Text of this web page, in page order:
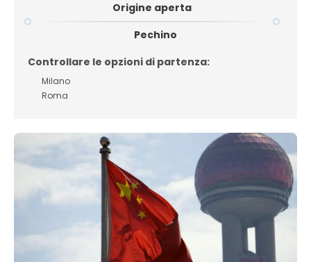
Origine aperta
Pechino
Controllare le opzioni di partenza:
Milano
Roma